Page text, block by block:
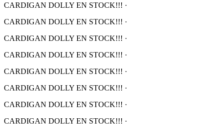
CARDIGAN DOLLY EN STOCK!!! ·
CARDIGAN DOLLY EN STOCK!!! ·
CARDIGAN DOLLY EN STOCK!!! ·
CARDIGAN DOLLY EN STOCK!!! ·
CARDIGAN DOLLY EN STOCK!!! ·
CARDIGAN DOLLY EN STOCK!!! ·
CARDIGAN DOLLY EN STOCK!!! ·
CARDIGAN DOLLY EN STOCK!!! ·